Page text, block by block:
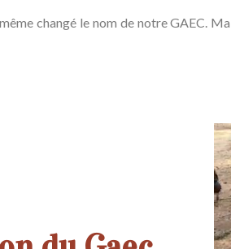
changé le nom de notre GAEC.